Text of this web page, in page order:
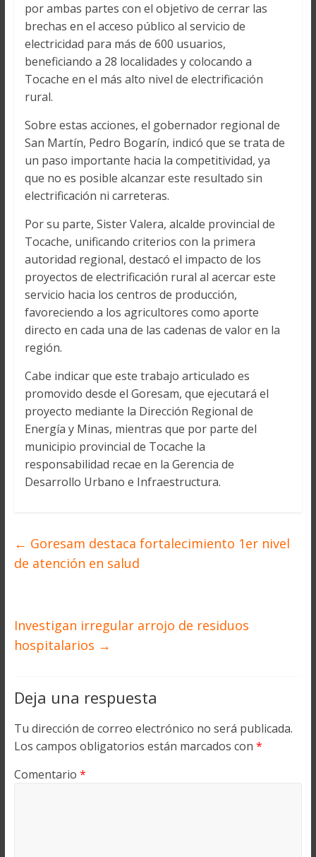
por ambas partes con el objetivo de cerrar las
brechas en el acceso público al servicio de
electricidad para más de 600 usuarios,
beneficiando a 28 localidades y colocando a
Tocache en el más alto nivel de electrificación
rural.
Sobre estas acciones, el gobernador regional de
San Martín, Pedro Bogarín, indicó que se trata de
un paso importante hacia la competitividad, ya
que no es posible alcanzar este resultado sin
electrificación ni carreteras.
Por su parte, Sister Valera, alcalde provincial de
Tocache, unificando criterios con la primera
autoridad regional, destacó el impacto de los
proyectos de electrificación rural al acercar este
servicio hacia los centros de producción,
favoreciendo a los agricultores como aporte
directo en cada una de las cadenas de valor en la
región.
Cabe indicar que este trabajo articulado es
promovido desde el Goresam, que ejecutará el
proyecto mediante la Dirección Regional de
Energía y Minas, mientras que por parte del
municipio provincial de Tocache la
responsabilidad recae en la Gerencia de
Desarrollo Urbano e Infraestructura.
← Goresam destaca fortalecimiento 1er nivel
de atención en salud
Investigan irregular arrojo de residuos
hospitalarios →
Deja una respuesta
Tu dirección de correo electrónico no será publicada.
Los campos obligatorios están marcados con *
Comentario *